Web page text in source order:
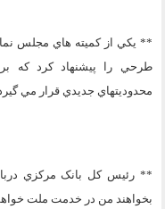
** يکي از کميته هاي مجلس
طرحي را پيشنهاد کرد که
محدوديتهاي جديدي قرار مي
** رئيس کل بانک مرکزي
بخواهند من در خدمت ملت